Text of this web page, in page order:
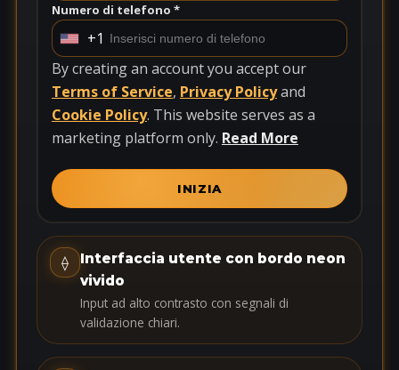
Numero di telefono *
U
n
i
t
e
t
t
e
1
+1
By creating an account you accept our
Terms of Service, Privacy Policyand
Cookie Policy. This website serves as a
marketing platform only. Read More
INIZIA
⟠
Interfaccia utente con bordo neon
vivido
Input ad alto contrasto con segnali di
validazione chiari.